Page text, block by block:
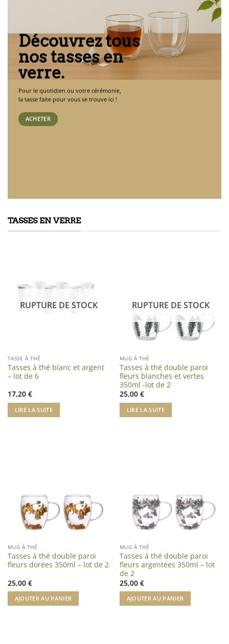
Découvrez tous
nos tasses en
verre.
Pour le quotidien ou votre cérémonie,
la tasse faite pour vous se trouve ici !
ACHETER
TASSES EN VERRE
RUPTURE DE STOCK
TASSE À THÉ
Tasses à thé blanc et argent
– lot de 6
17,20 €
LIRE LA SUITE
RUPTURE DE STOCK
MUG À THÉ
Tasses à thé double paroi
fleurs blanches et vertes
350ml -lot de 2
25,00 €
LIRE LA SUITE
MUG À THÉ
Tasses à thé double paroi
fleurs dorées 350ml – lot de 2
25,00 €
AJOUTER AU PANIER
MUG À THÉ
Tasses à thé double paroi
fleurs argentées 350ml – lot
de 2
25,00 €
AJOUTER AU PANIER